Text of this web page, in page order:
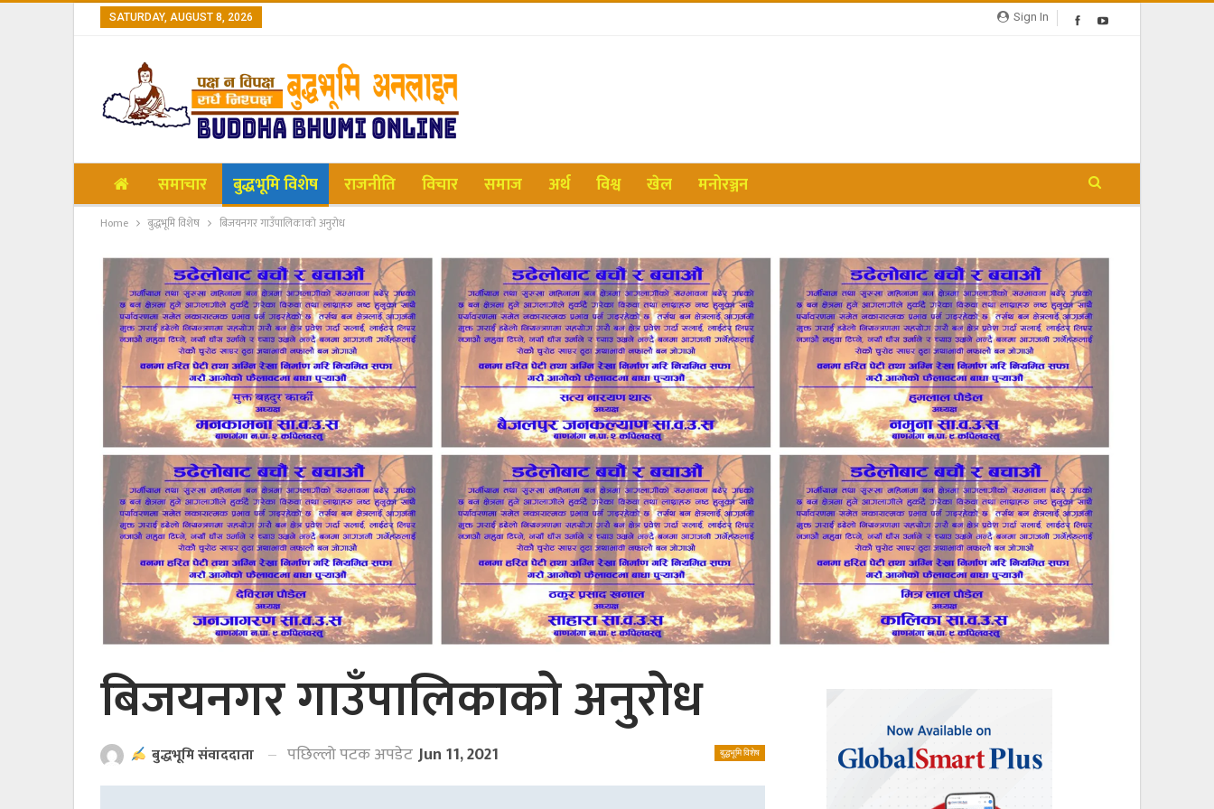
Sign In
SATURDAY, AUGUST 8, 2026
समाचार बुद्धभूमि विशेष राजनीति विचार समाज अर्थ विश्व खेल मनोरञ्जन
Home बुद्धभूमि विशेष बिजयनगर गाउँपालिकाकाे अनुराेध
बिजयनगर गाउँपालिकाकाे अनुराेध
बुद्धभूमि विशेष
बुद्धभूमि संवाददाता पछिल्लो पटक अपडेट Jun 11, 2021